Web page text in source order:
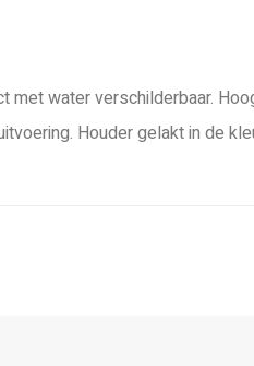
met water verschilderbaar.
Houder gelakt in de